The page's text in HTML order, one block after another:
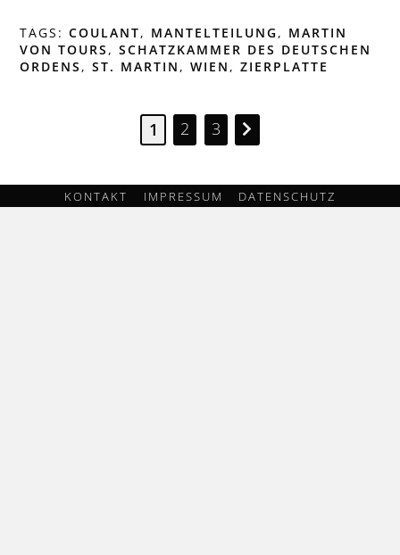
TAGS:COULANT, MANTELTEILUNG , MARTIN
VON TOURS ,SCHATZKAMMER DES DEUTSCHEN
ORDENS ,ST. MARTIN ,WIEN ,ZIERPLATTE
1 2 3
KONTAKT IMPRESSUM DATENSCHUTZ